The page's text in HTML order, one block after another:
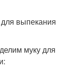
выпекания
муку для